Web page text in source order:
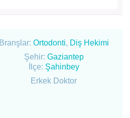
Branşlar: Ortodonti, Diş Hekimi
Şehir: Gaziantep
İlçe: Şahinbey
Erkek Doktor